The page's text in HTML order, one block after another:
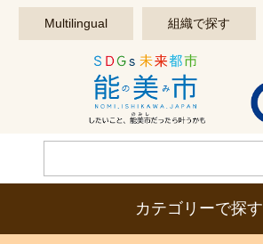
このページの本文へ移動する
Multilingual 組織で探す
カテゴリーで探す